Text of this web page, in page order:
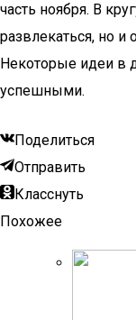
часть ноября. В
развлекаться, но и
Некоторые идеи в
успешными.
Поделиться
Отправить
Класснуть
Похожее